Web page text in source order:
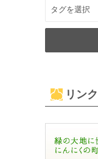
リンク